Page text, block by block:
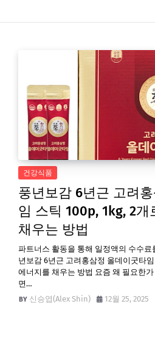
건강식품
풍년보감 6년근 고려
임 스틱 100p, 1kg, 2
채우는 방법
파트너스 활동을 통해 일정액의 수수료
년보감 6년근 고려홍삼정 올데이굿타
에너지를 채우는 방법 요즘 왜 필요한
면…
신승엽(Alex Shin)
12월 25, 2025